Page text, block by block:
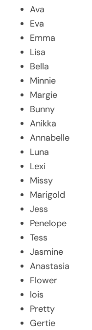
Ava
Eva
Emma
Lisa
Bella
Minnie
Margie
Bunny
Anikka
Annabelle
Luna
Lexi
Missy
Marigold
Jess
Penelope
Tess
Jasmine
Anastasia
Flower
lois
Pretty
Gertie